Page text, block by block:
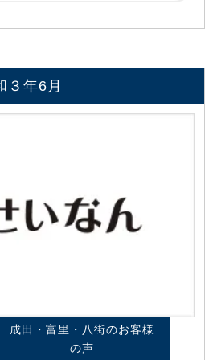
年6月
成田・富里・八街のお客様
の声